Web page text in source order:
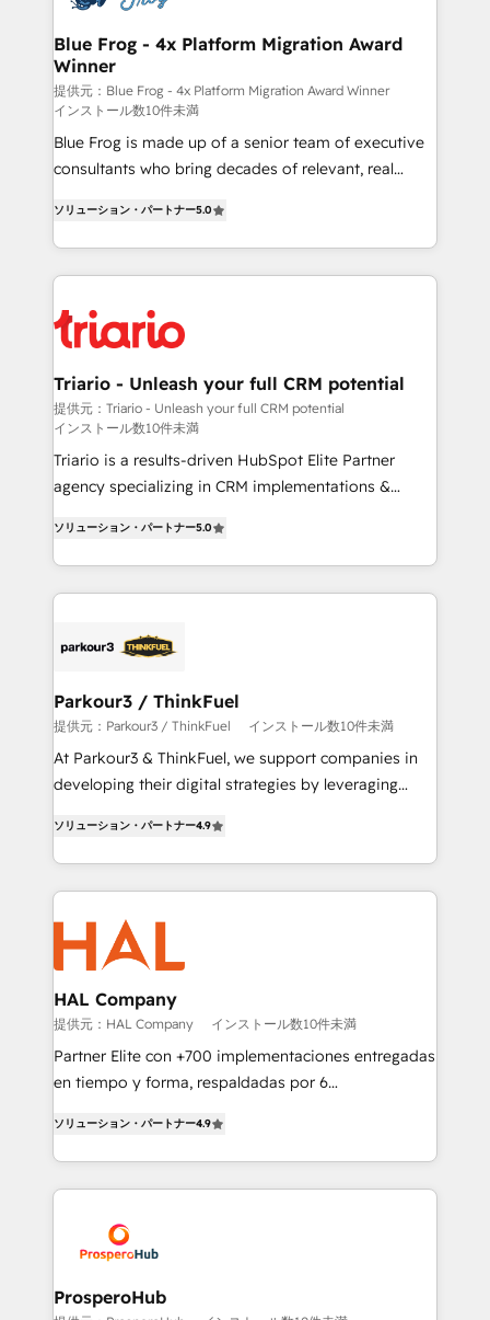
www.bbdboom.com
drive your business forward. Since 2015 we are fully
dedicated to HubSpot and with an experienced
team (50+), we work with reputable companies in
B2B sectors such as manufacturing, SaaS and
business services. We prepare a customized
business case that demonstrates the value and
impact of your digital transformation, including a
believe in the power of partnership. Together, we
embark on a transformational journey that sets your
business. If not now, when?
Blue Frog - 4x Platform Migration Award
Winner
提供元：Blue Frog - 4x Platform Migration Award Winner
インストール数10件未満
Blue Frog is made up of a senior team of executive
consultants who bring decades of relevant, real
Frog is a top, trusted partner in HubSpot's
ecosystem for a reason. Their team brings over a
decade of experience to the table, along with deep
for driving growth. They are committed to helping
our customers grow and finding solutions that fit
their unique business needs. We are thrilled to have
Blue Frog in the HubSpot ecosystem leading the
way for customers!" - Yamini Rangan, CEO of
HubSpot “Our experience with the team at Blue Frog
has been nothing short of extraordinary. Their years
them a trusted reputation within the HubSpot
ecosystem as a reliable partner capable of delivering
remarkable experiences for our most sophisticated
Program, HubSpot.
ソリューション・パートナー5.0
Triario - Unleash your full CRM potential
提供元：Triario - Unleash your full CRM potential
インストール数10件未満
Triario is a results-driven HubSpot Elite Partner
agency specializing in CRM implementations &
Integrations, Custom AI agents and AI-ready Website
Design With over 15 years of experience, we help
companies bridge the gap between marketing, sales,
data hygiene, and tailored HubSpot solutions. Our
a global consultancy with the care and agility of a
boutique firm. At Triario, we’re big enough to deliver
but small enough to listen. Our Services: HubSpot
implementations & data migration Custom AI agents
Website design Let’s turn your CRM into your growth
engine!
ソリューション・パートナー5.0
Parkour3 / ThinkFuel
提供元：Parkour3 / ThinkFuel インストール数10件未満
At Parkour3 & ThinkFuel, we support companies in
developing their digital strategies by leveraging
sales processes to generate growth. Our offer spans
from Strategy to Operations. We specialize in CRM
onboarding and implementation, web design, sales
& marketing automation, and digital marketing. With
extensive experience working with tech companies
and manufacturers since 2002, we are committed to
empowering our clients and developing their
autonomy. Get to grips with HubSpot through
guided implementation and seamless integration of
the CRM platform into your digital ecosystem. Would
marketing strategy? We'll provide support tailored
to your needs and sales objectives. With 125+
Accreditations. Based in Canada (coast to coast), our
services are offered in both English & French.
ソリューション・パートナー4.9
HAL Company
提供元：HAL Company インストール数10件未満
Partner Elite con +700 implementaciones entregadas
en tiempo y forma, respaldadas por 6
Certified Trainers avalados por HubSpot Academy.
Acompañamos a las empresas en cada etapa de su
crecimiento integrando estrategia, tecnología y
reales. Nos caracterizamos por combinar excelencia
técnica con una mirada estratégica a largo plazo.
ソリューション・パートナー4.9
ProsperoHub